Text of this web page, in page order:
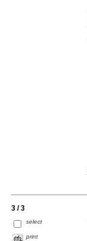
3 / 3
select
print